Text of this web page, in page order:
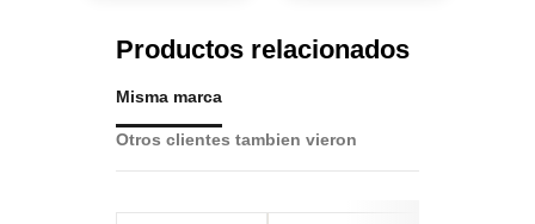
Productos relacionados
Misma marca
Otros clientes tambien vieron